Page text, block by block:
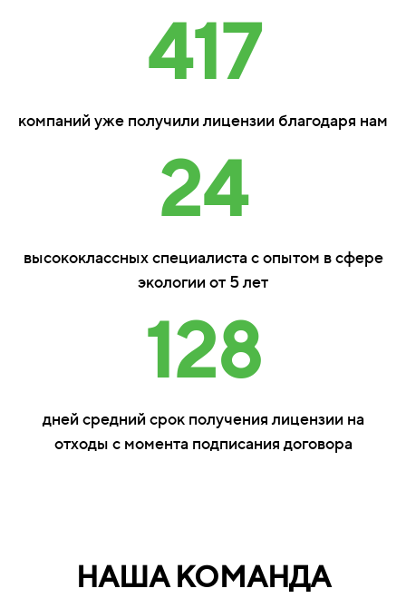
417
компаний уже получили лицензии благодаря нам
24
высококлассных специалиста с опытом в сфере
экологии от 5 лет
128
дней средний срок получения лицензии на
отходы с момента подписания договора
НАША КОМАНДА